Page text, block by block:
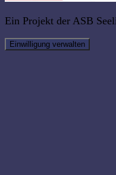
Ein Projekt der ASB
Einwilligung verwalten